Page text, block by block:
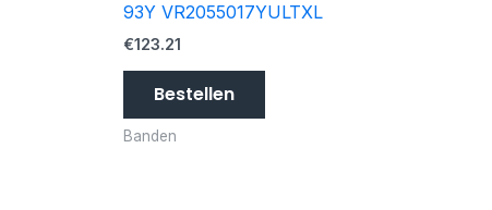
93Y VR2055017YULTXL
€123.21
Bestellen
Banden